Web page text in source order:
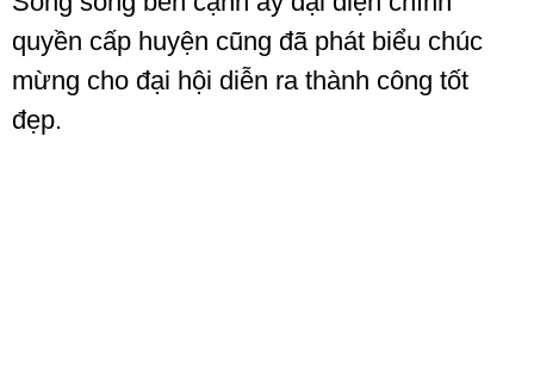
quyền cấp huyện cũng đã phát biểu chúc
mừng cho đại hội diễn ra thành công tốt
đẹp.